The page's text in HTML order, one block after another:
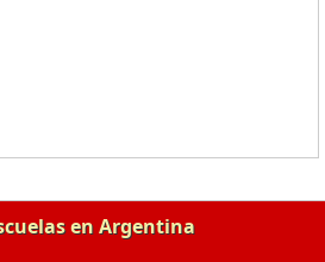
en Argentina